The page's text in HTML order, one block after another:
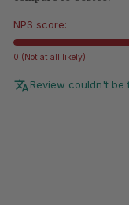
NPS score:
0 (Not at all likely)
Review couldn't be